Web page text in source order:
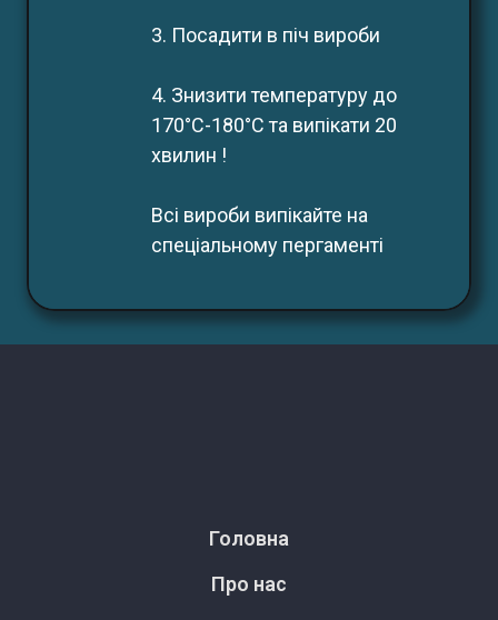
3. Посадити в піч вироби
4. Знизити температуру до
170°С-180°С та випікати 20
хвилин !
Всі вироби випікайте на
спеціальному пергаменті
Головна
Про нас